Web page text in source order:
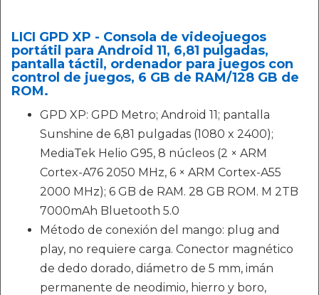
LICI GPD XP - Consola de videojuegos
portátil para Android 11, 6,81 pulgadas,
pantalla táctil, ordenador para juegos con
control de juegos, 6 GB de RAM/128 GB de
ROM.
GPD XP: GPD Metro; Android 11; pantalla
Sunshine de 6,81 pulgadas (1080 x 2400);
MediaTek Helio G95, 8 núcleos (2 × ARM
Cortex-A76 2050 MHz, 6 × ARM Cortex-A55
2000 MHz); 6 GB de RAM. 28 GB ROM. M 2TB
7000mAh Bluetooth 5.0
Método de conexión del mango: plug and
play, no requiere carga. Conector magnético
de dedo dorado, diámetro de 5 mm, imán
permanente de neodimio, hierro y boro,